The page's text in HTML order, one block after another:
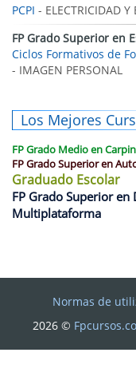
PCPI - ELECTRICIDAD Y
FP Grado Superior en
Ciclos Formativos de
- IMAGEN PERSONAL
Los Mejores
FP Grado Medio en
FP Grado Superior en
Graduado Escolar
FP Grado Superior
Multiplataforma
Normas de
2026 ©